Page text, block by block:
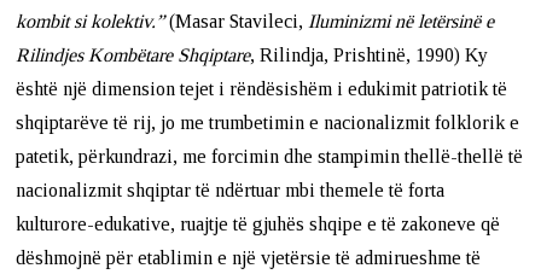
kombit si kolektiv.”(Masar Stavileci, Iluminizmi në letërsinë e
Rilindjes Kombëtare Shqiptare, Rilindja, Prishtinë, 1990) Ky
është një dimension tejet i rëndësishëm i edukimit patriotik të
shqiptarëve të rij, jo me trumbetimin e nacionalizmit folklorik e
patetik, përkundrazi, me forcimin dhe stampimin thellë-thellë të
nacionalizmit shqiptar të ndërtuar mbi themele të forta
kulturore-edukative, ruajtje të gjuhës shqipe e të zakoneve që
dëshmojnë për etablimin e një vjetërsie të admirueshme të